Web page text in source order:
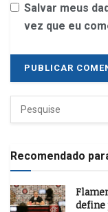
Salvar meus
vez que eu
Recomendado
define